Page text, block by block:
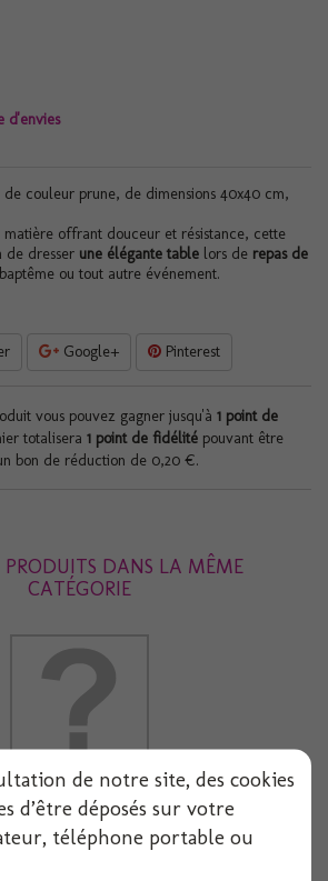
d'envies
de couleur prune, de dimensions 40x40 cm,
matière offrant douceur et résistance, cette
de dresser une élégante table lors de repas de
ou tout autre événement.
Google+ Pinterest
vous pouvez gagner jusqu'à 1 point de
totalisera 1 point de fidélité pouvant être
bon de réduction de 0,20 €.
PRODUITS DANS LA MÊME
CATÉGORIE
dunilin blanche 40x40cm x12
de notre site, des cookies
d’être déposés sur votre
téléphone portable ou